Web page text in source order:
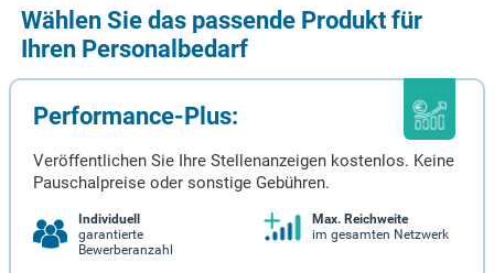
Wählen Sie das passende Produkt für
Ihren Personalbedarf
Performance-Plus:
Veröffentlichen Sie Ihre Stellenanzeigen kostenlos. Keine
Pauschalpreise oder sonstige Gebühren.
Individuell
garantierte
Bewerberanzahl
Max. Reichweite
im gesamten Netzwerk